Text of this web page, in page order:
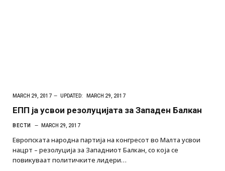
MARCH 29, 2017 UPDATED: MARCH 29, 2017
ЕПП ја усвои резолуцијата за Западен Балкан
ВЕСТИ MARCH 29, 2017
Европската народна партија на конгресот во Малта усвои
нацрт – резолуција за Западниот Балкан, со која се
повикуваат политичките лидери…